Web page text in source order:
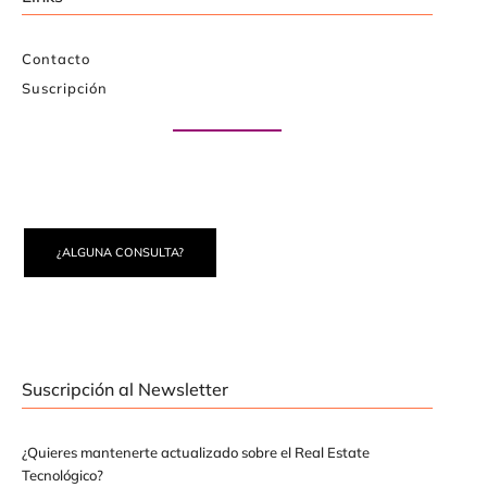
Contacto
Suscripción
¿ALGUNA CONSULTA?
Suscripción al Newsletter
¿Quieres mantenerte actualizado sobre el Real Estate
Tecnológico?